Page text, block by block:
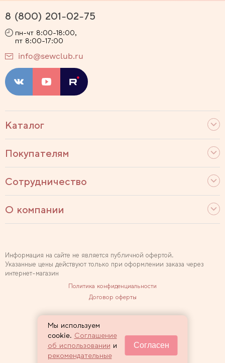
Каталог
Покупателям
Сотрудничество
О компании
8 (800) 201-02-75
пн-чт 8:00-18:00,
пт 8:00-17:00
info@sewclub.ru
2007 — 2026 Sewclub
Информация на сайте не является публичной офертой.
Указанные цены действуют только при оформлении заказа через
интернет-магазин
Политика конфиденциальности
Договор оферты
Мы используем
cookie. Соглашение
об использовании и
рекомендательные
Согласен